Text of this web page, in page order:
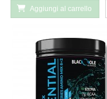
Aggiungi al carrello